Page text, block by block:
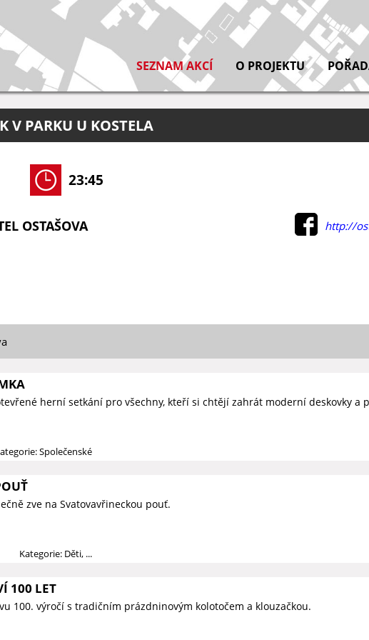
SEZNAM AKCÍ O PROJEKTU
V PARKU U KOSTELA
23:45
OSTAŠOVA http://
herní setkání pro všechny, kteří si chtějí zahrát moderní deskovky a
Společenské
zve na Svatovavřineckou pouť.
Kategorie: Děti, ...
100 LET
100. výročí s tradičním prázdninovým kolotočem a klouzačkou.